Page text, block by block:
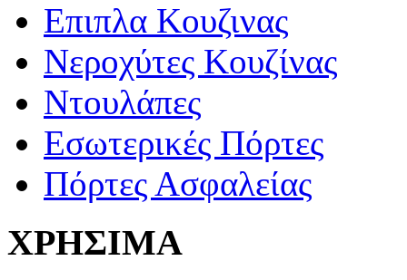
Επιπλα Κουζινας
Νεροχύτες Κουζίνας
Ντουλάπες
Εσωτερικές Πόρτες
Πόρτες Ασφαλείας
ΧΡΗΣΙΜΑ